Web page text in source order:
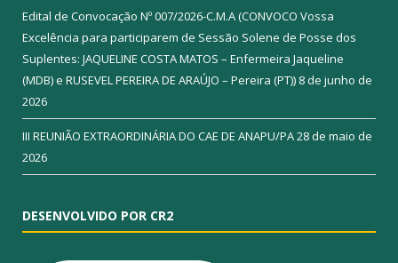
Edital de Convocação Nº 007/2026-C.M.A (CONVOCO Vossa
Excelência para participarem de Sessão Solene de Posse dos
Suplentes: JAQUELINE COSTA MATOS – Enfermeira Jaqueline
(MDB) e RUSEVEL PEREIRA DE ARAÚJO – Pereira (PT)) 8 de junho de
2026
III REUNIÃO EXTRAORDINÁRIA DO CAE DE ANAPU/PA28 de maio de
2026
DESENVOLVIDO POR CR2